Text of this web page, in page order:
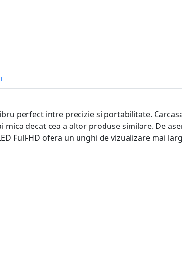
perfect intre precizie si portabilitate.
mica decat cea a altor produse similare. De
Full-HD ofera un unghi de vizualizare mai